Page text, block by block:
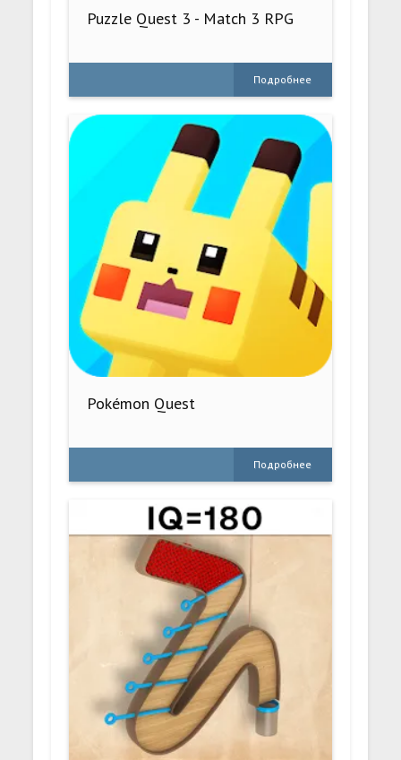
Puzzle Quest 3 - Match 3 RPG
Подробнее
Pokémon Quest
Подробнее